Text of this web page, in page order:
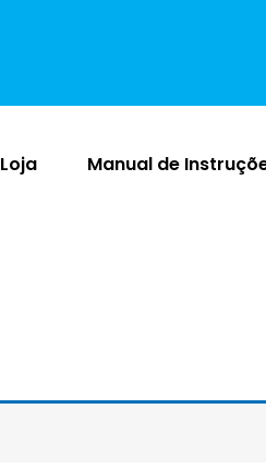
Loja Manual de